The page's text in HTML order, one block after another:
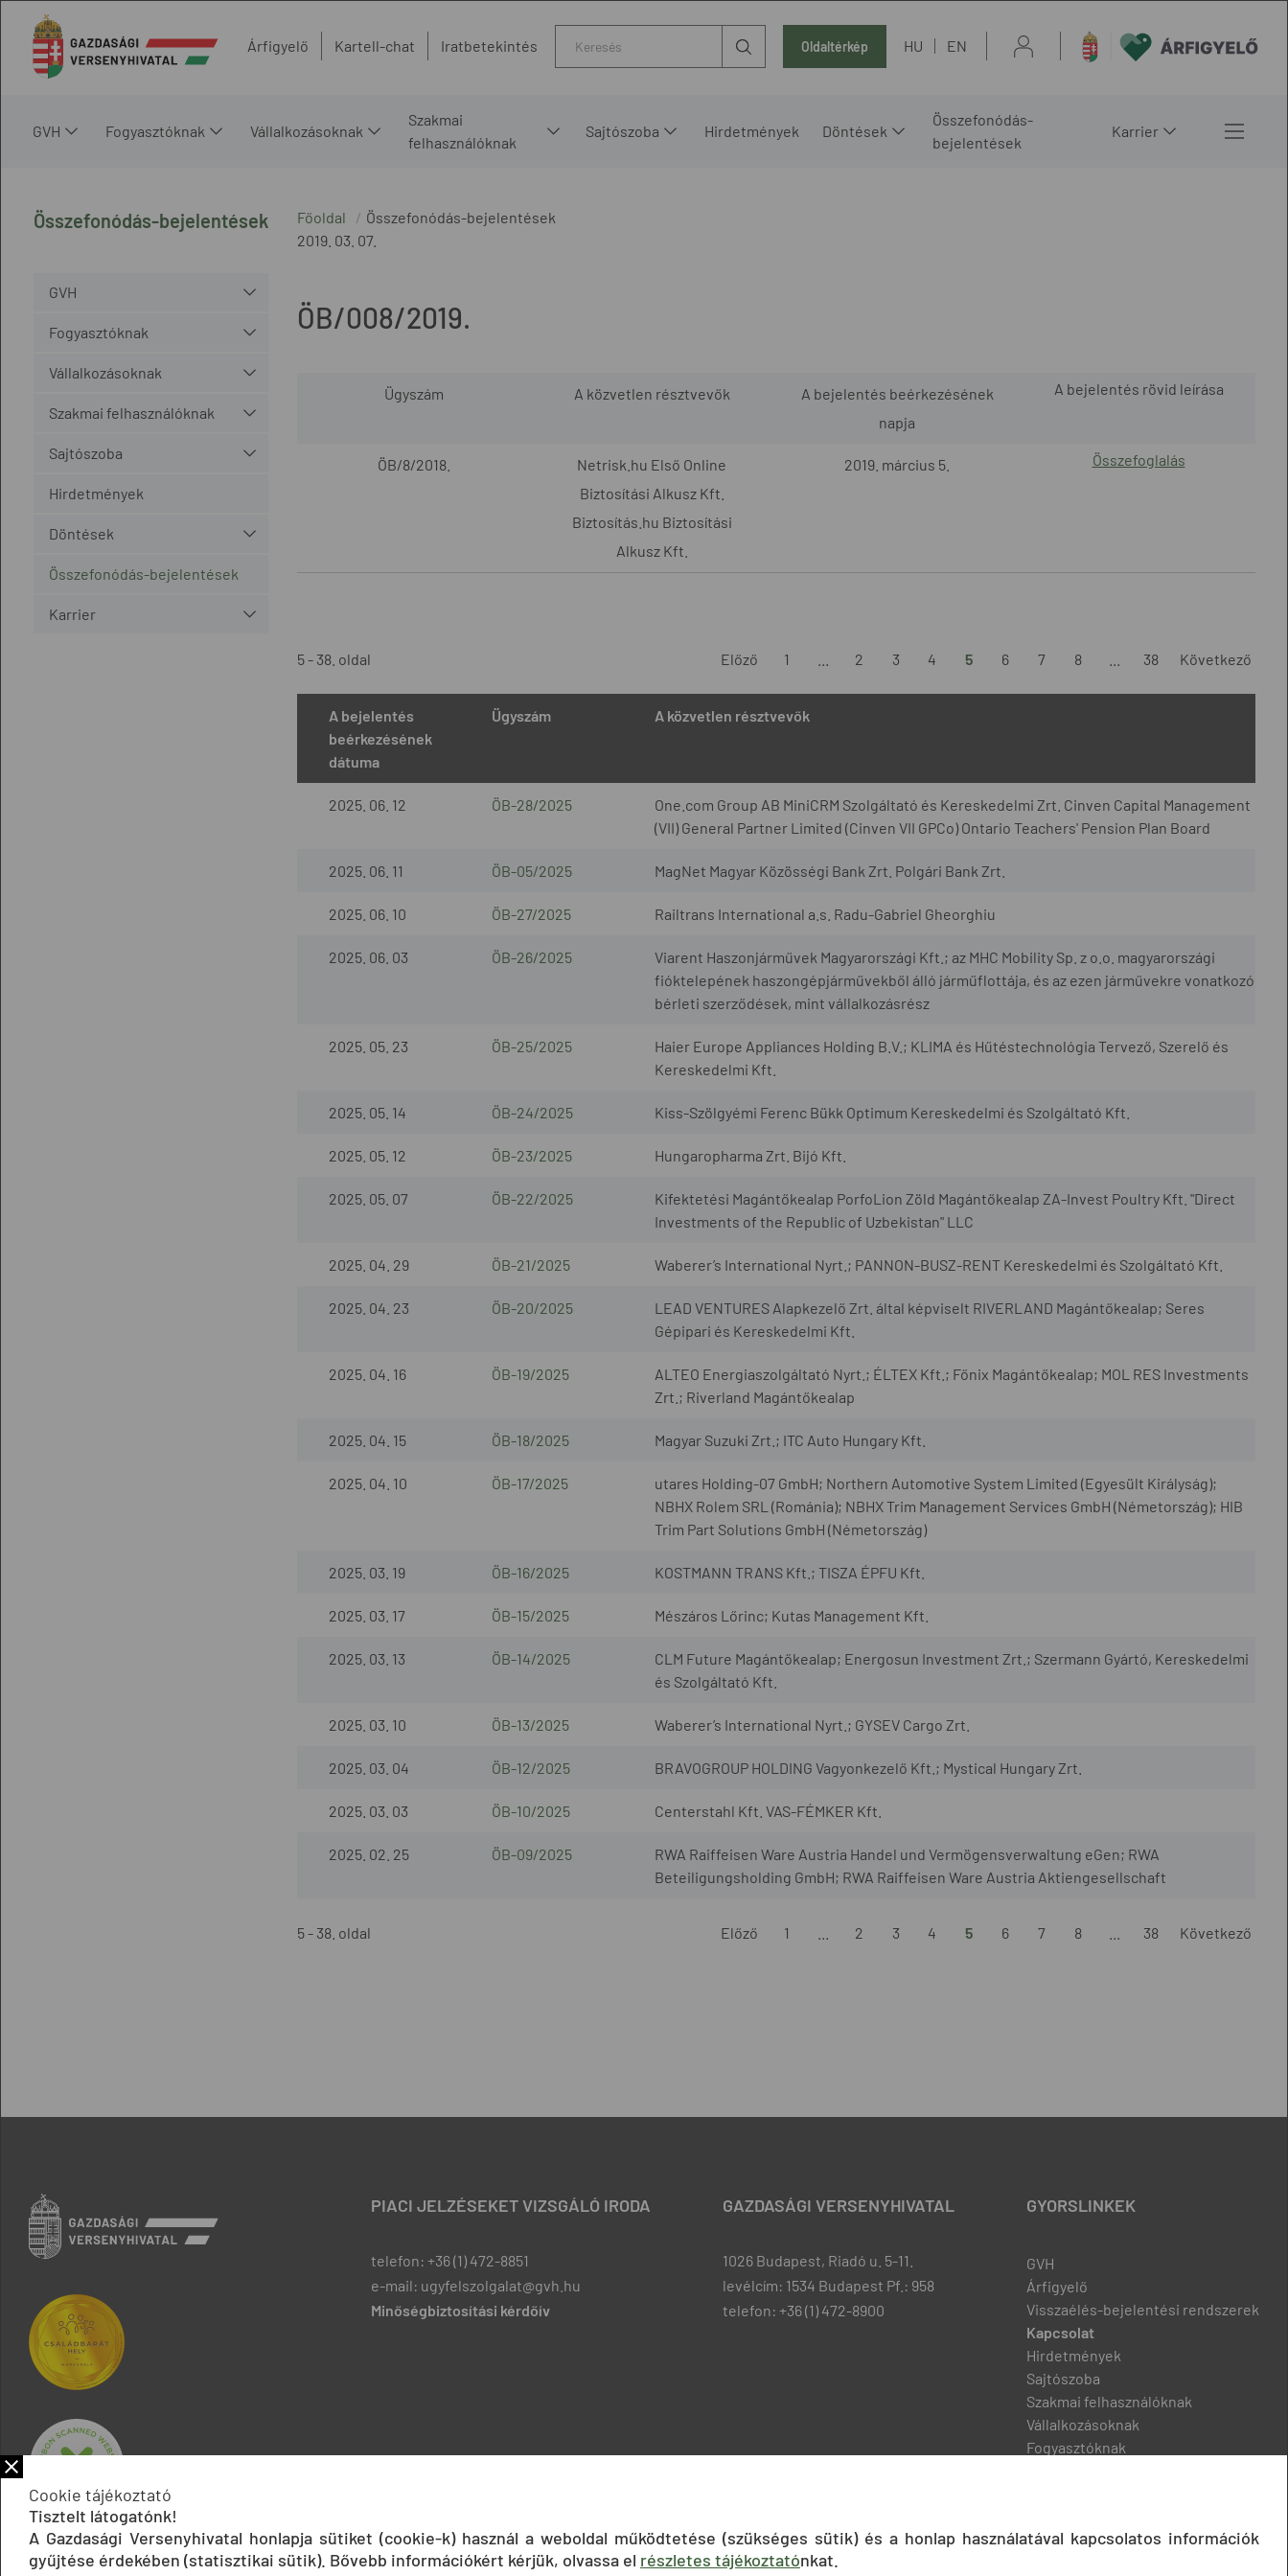
Árfigyelő Kartell-chat Iratbetekintés Oldaltérkép HU EN
GVH Fogyasztóknak Vállalkozásoknak
Szakmai
felhasználóknak
Sajtószoba Hirdetmények Döntések
Összefonódás-
bejelentések
Karrier
Összefonódás-bejelentések
GVH
Fogyasztóknak
Vállalkozásoknak
Szakmai felhasználóknak
Sajtószoba
Hirdetmények
Döntések
Összefonódás-bejelentések
Karrier
Főoldal
Összefonódás-bejelentések
2019. 03. 07.
ÖB/008/2019.
Ügyszám A közvetlen résztvevők
A bejelentés beérkezésének
napja
A bejelentés rövid leírása
ÖB/8/2018.
Netrisk.hu Első Online
Biztosítási Alkusz Kft.
Biztosítás.hu Biztosítási
Alkusz Kft.
2019. március 5. Összefoglalás
5 - 38. oldal Előző 1 2 3 4 5 6 7 8 38 Következő
A bejelentés
beérkezésének
dátuma
Ügyszám A közvetlen résztvevők
2025. 06. 12 ÖB-28/2025
One.com Group AB MiniCRM Szolgáltató és Kereskedelmi Zrt. Cinven Capital Management
(VII) General Partner Limited (Cinven VII GPCo) Ontario Teachers' Pension Plan Board
2025. 06. 11 ÖB-05/2025 MagNet Magyar Közösségi Bank Zrt. Polgári Bank Zrt.
2025. 06. 10 ÖB-27/2025 Railtrans International a.s. Radu-Gabriel Gheorghiu
2025. 06. 03 ÖB-26/2025
Viarent Haszonjárművek Magyarországi Kft.; az MHC Mobility Sp. z o.o. magyarországi
fióktelepének haszongépjárművekből álló járműflottája, és az ezen járművekre vonatkozó
bérleti szerződések, mint vállalkozásrész
2025. 05. 23 ÖB-25/2025
Haier Europe Appliances Holding B.V.; KLIMA és Hűtéstechnológia Tervező, Szerelő és
Kereskedelmi Kft.
2025. 05. 14 ÖB-24/2025 Kiss-Szölgyémi Ferenc Bükk Optimum Kereskedelmi és Szolgáltató Kft.
2025. 05. 12 ÖB-23/2025 Hungaropharma Zrt. Bijó Kft.
2025. 05. 07 ÖB-22/2025
Kifektetési Magántőkealap PorfoLion Zöld Magántőkealap ZA-Invest Poultry Kft. "Direct
Investments of the Republic of Uzbekistan" LLC
2025. 04. 29 ÖB-21/2025 Waberer’s International Nyrt.; PANNON-BUSZ-RENT Kereskedelmi és Szolgáltató Kft.
2025. 04. 23 ÖB-20/2025
LEAD VENTURES Alapkezelő Zrt. által képviselt RIVERLAND Magántőkealap; Seres
Gépipari és Kereskedelmi Kft.
2025. 04. 16 ÖB-19/2025
ALTEO Energiaszolgáltató Nyrt.; ÉLTEX Kft.; Főnix Magántőkealap; MOL RES Investments
Zrt.; Riverland Magántőkealap
2025. 04. 15 ÖB-18/2025 Magyar Suzuki Zrt.; ITC Auto Hungary Kft.
2025. 04. 10 ÖB-17/2025
utares Holding-07 GmbH; Northern Automotive System Limited (Egyesült Királyság);
NBHX Rolem SRL (Románia); NBHX Trim Management Services GmbH (Németország); HIB
Trim Part Solutions GmbH (Németország)
2025. 03. 19 ÖB-16/2025 KOSTMANN TRANS Kft.; TISZA ÉPFU Kft.
2025. 03. 17 ÖB-15/2025 Mészáros Lőrinc; Kutas Management Kft.
2025. 03. 13 ÖB-14/2025
CLM Future Magántőkealap; Energosun Investment Zrt.; Szermann Gyártó, Kereskedelmi
és Szolgáltató Kft.
2025. 03. 10 ÖB-13/2025 Waberer’s International Nyrt.; GYSEV Cargo Zrt.
2025. 03. 04 ÖB-12/2025 BRAVOGROUP HOLDING Vagyonkezelő Kft.; Mystical Hungary Zrt.
2025. 03. 03 ÖB-10/2025 Centerstahl Kft. VAS-FÉMKER Kft.
2025. 02. 25 ÖB-09/2025
RWA Raiffeisen Ware Austria Handel und Vermögensverwaltung eGen; RWA
Beteiligungsholding GmbH; RWA Raiffeisen Ware Austria Aktiengesellschaft
5 - 38. oldal Előző 1 2 3 4 5 6 7 8 38 Következő
PIACI JELZÉSEKET VIZSGÁLÓ IRODA
telefon: +36 (1) 472-8851
e-mail: ugyfelszolgalat@gvh.hu
Minőségbiztosítási kérdőív
GAZDASÁGI VERSENYHIVATAL
1026 Budapest, Riadó u. 5-11.
levélcím: 1534 Budapest Pf.: 958
telefon: +36 (1) 472-8900
GYORSLINKEK
GVH
Árfigyelő
Visszaélés-bejelentési rendszerek
Kapcsolat
Hirdetmények
Sajtószoba
Szakmai felhasználóknak
Vállalkozásoknak
Fogyasztóknak
Cookie tájékoztató
Tisztelt látogatónk!
A Gazdasági Versenyhivatal honlapja sütiket (cookie-k) használ a weboldal működtetése (szükséges sütik) és a honlap használatával kapcsolatos információk
gyűjtése érdekében (statisztikai sütik). Bővebb információkért kérjük, olvassa el részletes tájékoztatónkat.